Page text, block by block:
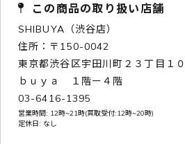
この商品の取り扱い店舗
SHIBUYA（渋谷店）
住所：〒150-0042
東京都渋谷区宇田川町２３丁目１
ｂｕｙａ １階ー４階
03-6416-1395
営業時間: 12時~21時(買取受付:12時~20時)
定休日: なし